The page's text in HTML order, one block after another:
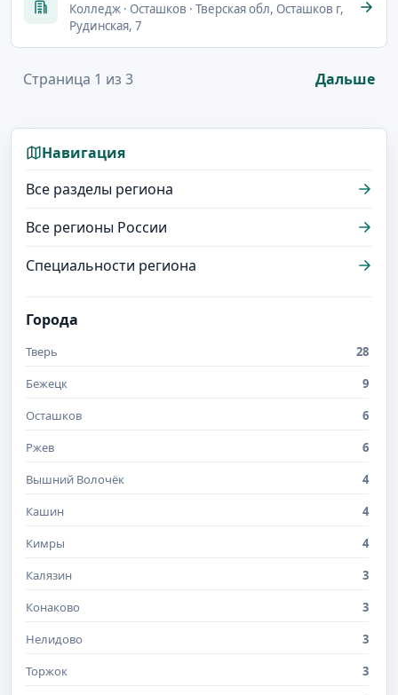
Колледж · Осташков · Тверская обл, Осташков г,
Рудинская, 7
Страница 1 из 3 Дальше
Навигация
Все разделы региона
Все регионы России
Специальности региона
Города
Тверь
28
Бежецк
9
Осташков
6
Ржев
6
Вышний Волочёк
4
Кашин
4
Кимры
4
Калязин
3
Конаково
3
Нелидово
3
Торжок
3